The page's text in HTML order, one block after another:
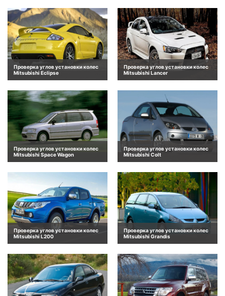
Проверка углов установки колес
Mitsubishi Eclipse
Проверка углов установки колес
Mitsubishi Lancer
Проверка углов установки колес
Mitsubishi Space Wagon
Проверка углов установки колес
Mitsubishi Colt
Проверка углов установки колес
Mitsubishi L200
Проверка углов установки колес
Mitsubishi Grandis